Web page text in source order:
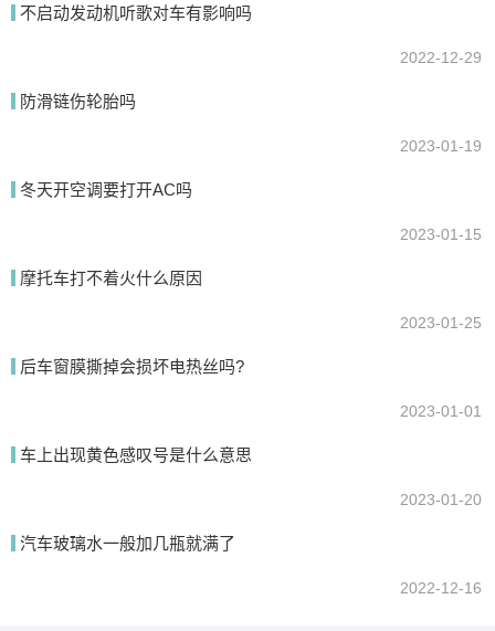
不启动发动机听歌对车有影响吗
2022-12-29
防滑链伤轮胎吗
2023-01-19
冬天开空调要打开AC吗
2023-01-15
摩托车打不着火什么原因
2023-01-25
后车窗膜撕掉会损坏电热丝吗?
2023-01-01
车上出现黄色感叹号是什么意思
2023-01-20
汽车玻璃水一般加几瓶就满了
2022-12-16